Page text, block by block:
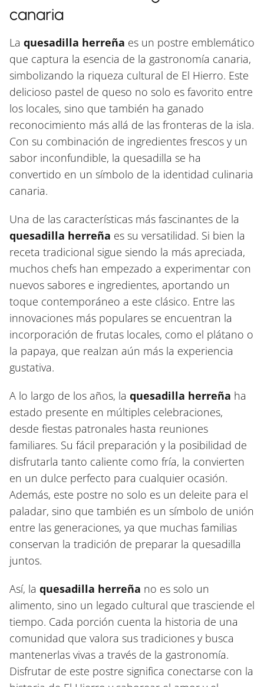
canaria
La quesadilla herreña es un postre emblemático
que captura la esencia de la gastronomía canaria,
simbolizando la riqueza cultural de El Hierro. Este
delicioso pastel de queso no solo es favorito entre
los locales, sino que también ha ganado
reconocimiento más allá de las fronteras de la isla.
Con su combinación de ingredientes frescos y un
sabor inconfundible, la quesadilla se ha
convertido en un símbolo de la identidad culinaria
canaria.
Una de las características más fascinantes de la
quesadilla herreña es su versatilidad. Si bien la
receta tradicional sigue siendo la más apreciada,
muchos chefs han empezado a experimentar con
nuevos sabores e ingredientes, aportando un
toque contemporáneo a este clásico. Entre las
innovaciones más populares se encuentran la
incorporación de frutas locales, como el plátano o
la papaya, que realzan aún más la experiencia
gustativa.
A lo largo de los años, la quesadilla herreña ha
estado presente en múltiples celebraciones,
desde fiestas patronales hasta reuniones
familiares. Su fácil preparación y la posibilidad de
disfrutarla tanto caliente como fría, la convierten
en un dulce perfecto para cualquier ocasión.
Además, este postre no solo es un deleite para el
paladar, sino que también es un símbolo de unión
entre las generaciones, ya que muchas familias
conservan la tradición de preparar la quesadilla
juntos.
Así, la quesadilla herreña no es solo un
alimento, sino un legado cultural que trasciende el
tiempo. Cada porción cuenta la historia de una
comunidad que valora sus tradiciones y busca
mantenerlas vivas a través de la gastronomía.
Disfrutar de este postre significa conectarse con la